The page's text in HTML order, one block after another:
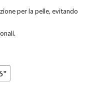
per la pelle, evitando